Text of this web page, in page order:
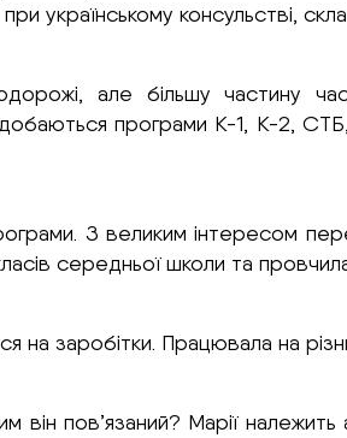
українському консульстві,
але більшу частину
програми К-1, К-2,
З великим інтересом
середньої школи та
на заробітки. Працювала на
він пов’язаний? Марії